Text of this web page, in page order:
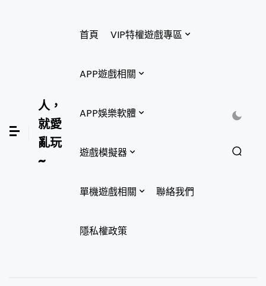
人，
就愛
亂玩
~
首頁 VIP特權遊戲專區
APP遊戲相關
APP娛樂軟體
遊戲模擬器
單機遊戲相關 聯絡我們
隱私權政策